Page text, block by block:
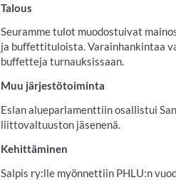
Talous
Seuramme tulot muodostuivat
ja buffettituloista. Varainhankintaa
buffetteja turnauksissaan.
Muu järjestötoiminta
Eslan alueparlamenttiin osallistui
liittovaltuuston jäsenenä.
Kehittäminen
Salpis ry:lle myönnettiin PHLU:n